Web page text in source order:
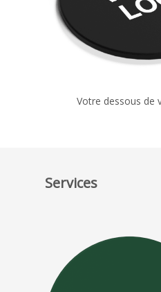
Votre dessous de
Services